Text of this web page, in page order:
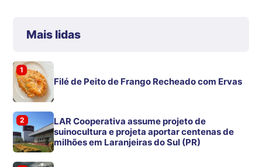
Mais lidas
1
Filé de Peito de Frango Recheado com Ervas
2
LAR Cooperativa assume projeto de
suinocultura e projeta aportar centenas de
milhões em Laranjeiras do Sul (PR)